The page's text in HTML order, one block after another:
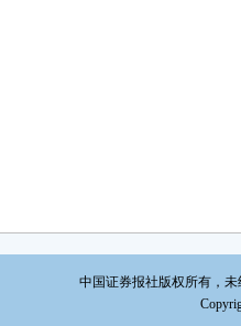
中国证券报社版权所有，未